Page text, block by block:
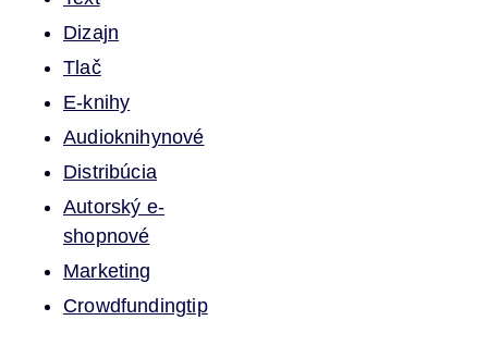
Dizajn
Tlač
E-knihy
Audioknihynové
Distribúcia
Autorský e-
shopnové
Marketing
Crowdfundingtip